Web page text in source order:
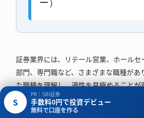
ー）
証券業界には、リテール営業、ホール
部門、専門職など、さまざまな職種があ
た職種を理解し、適性を見極めること
ながります。
S
PR｜SBI証券
手数料0円で投資デビュー
無料で口座を作る